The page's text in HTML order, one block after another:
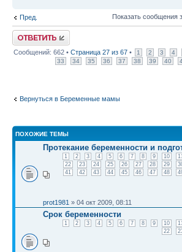
Пред. Показать сообщения
Ответить
Сообщений: 662 • Страница 27 из 67 • 1 2 3 4
33
34 35 36 37 38 39 40
Вернуться в Беременные мамы
ПОХОЖИЕ ТЕМЫ
Протекание беременности и
1 2 3 4 5 6 7 8 9 10 11
22
23 24 25 26 27 28 29
41
42 43 44 45 46 47 48
prot1981 » 04 окт 2009, 08:11
Срок беременности
1 2 3 4 5 6 7 8 9 10
22